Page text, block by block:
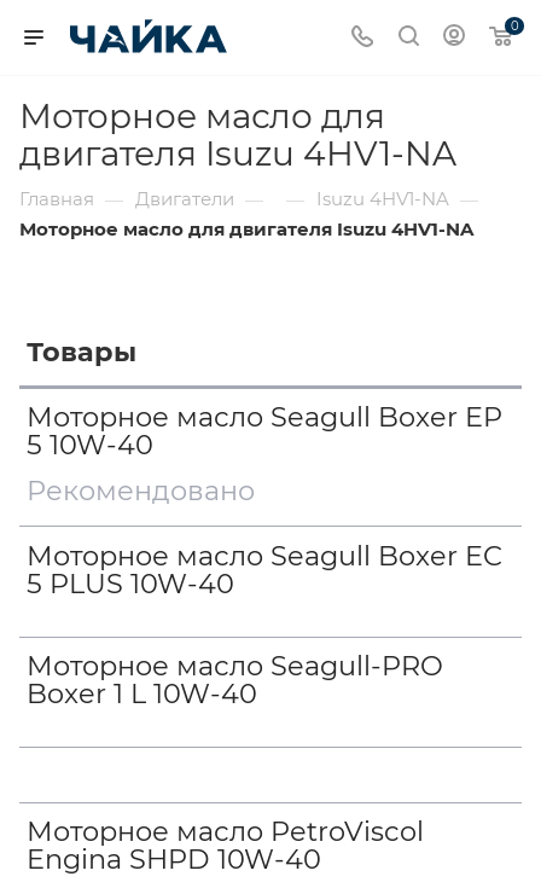
0
Моторное масло для
двигателя Isuzu 4HV1-NA
Главная — Двигатели — — Isuzu 4HV1-NA —
Моторное масло для двигателя Isuzu 4HV1-NA
Товары
Моторное масло Seagull Boxer EP
5 10W-40
Рекомендовано
Моторное масло Seagull Boxer EC
5 PLUS 10W-40
Моторное масло Seagull-PRO
Boxer 1 L 10W-40
Моторное масло PetroViscol
Engina SHPD 10W-40